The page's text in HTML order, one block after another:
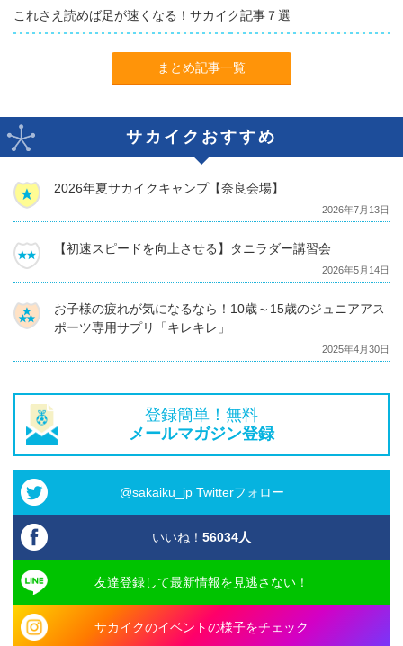
これさえ読めば足が速くなる！サカイク記事７選
まとめ記事一覧
サカイクおすすめ
2026年夏サカイクキャンプ【奈良会場】
2026年7月13日
【初速スピードを向上させる】タニラダー講習会
2026年5月14日
お子様の疲れが気になるなら！10歳～15歳のジュニアアス
ポーツ専用サプリ「キレキレ」
2025年4月30日
登録簡単！無料
メールマガジン登録
@sakaiku_jp Twitterフォロー
いいね！ 56034人
友達登録して最新情報を見逃さない！
サカイクのイベントの様子をチェック